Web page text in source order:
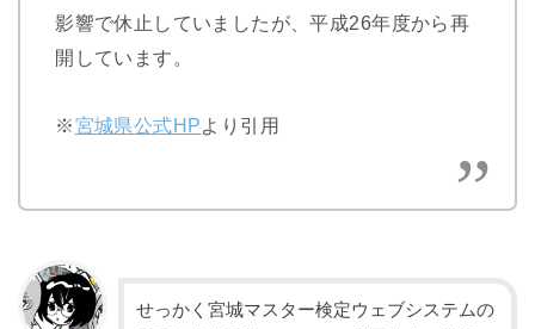
影響で休止していましたが、平成26年度から再
開しています。
※宮城県公式HPより引用
せっかく宮城マスター検定ウェブシステムの